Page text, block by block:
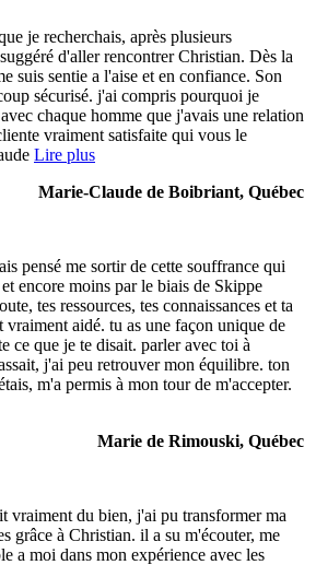
je recherchais, après plusieurs
d'aller rencontrer Christian. Dès la
suis sentie a l'aise et en confiance. Son
sécurisé. j'ai compris pourquoi je
chaque homme que j'avais une relation
vraiment satisfaite qui vous le
Lire plus
Marie-Claude de Boibriant, Québec
pensé me sortir de cette souffrance qui
encore moins par le biais de Skippe
tes ressources, tes connaissances et ta
aidé. tu as une façon unique de
ce que je te disait. parler avec toi à
j'ai peu retrouver mon équilibre. ton
m'a permis à mon tour de m'accepter.
Marie de Rimouski, Québec
vraiment du bien, j'ai pu transformer ma
grâce à Christian. il a su m'écouter, me
a moi dans mon expérience avec les